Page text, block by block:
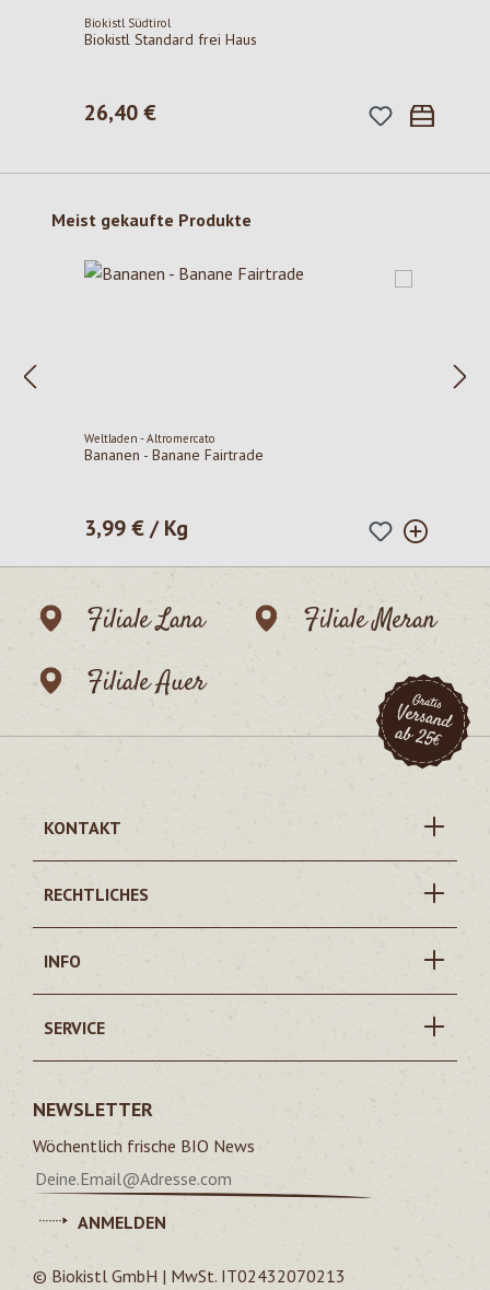
Biokistl Südtirol
Biokistl Standard frei Haus
Regulärer Preis:
26,40 €
Produktgalerie überspringen
Meist gekaufte Produkte
Weltladen - Altromercato
Bananen - Banane Fairtrade
Regulärer Preis:
3,99 € / Kg
Filiale Lana
Filiale Meran
Filiale Auer
KONTAKT
RECHTLICHES
INFO
SERVICE
NEWSLETTER
Wöchentlich frische BIO News
ANMELDEN
© Biokistl GmbH | MwSt. IT02432070213